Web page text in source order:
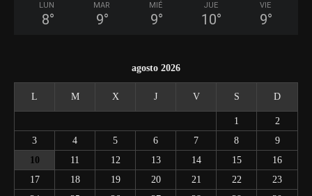
LUN
8°
MAR
9°
MIÉ
9°
JUE
10°
VIE
9°
agosto 2026
L M X J V S D
1
2
3
4 5 6 7 8
9
10
11 12 13 14 15
16
17
18 19 20 21 22
23